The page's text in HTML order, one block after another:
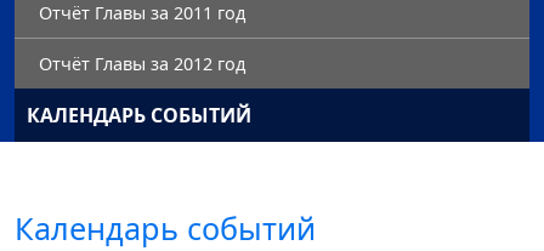
Отчёт Главы за 2011 год
Отчёт Главы за 2012 год
КАЛЕНДАРЬ СОБЫТИЙ
Календарь событий